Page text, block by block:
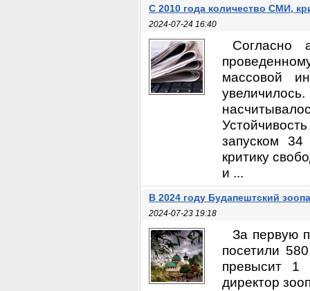
С 2010 года количество СМИ,
2024-07-24 16:40
Согласно
массовой
запуском
критику
и ...
В 2024 году Будапештский
2024-07-23 19:18
За первую
посетили
превысит 1
директор